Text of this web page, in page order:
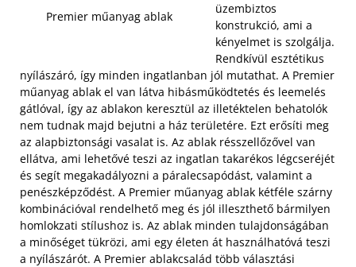
Premier műanyag ablak
üzembiztos
konstrukció, ami a
kényelmet is szolgálja.
Rendkívül esztétikus
nyílászáró, így minden ingatlanban jól mutathat. A Premier
műanyag ablak el van látva hibásműködtetés és leemelés
gátlóval, így az ablakon keresztül az illetéktelen behatolók
nem tudnak majd bejutni a ház területére. Ezt erősíti meg
az alapbiztonsági vasalat is. Az ablak résszellőzővel van
ellátva, ami lehetővé teszi az ingatlan takarékos légcseréjét
és segít megakadályozni a páralecsapódást, valamint a
penészképződést. A Premier műanyag ablak kétféle szárny
kombinációval rendelhető meg és jól illeszthető bármilyen
homlokzati stílushoz is. Az ablak minden tulajdonságában
a minőséget tükrözi, ami egy életen át használhatóvá teszi
a nyílászárót. A Premier ablakcsalád több választási